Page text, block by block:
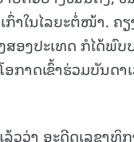
າໃນໄລຍະຕໍ່ໜ້າ. ຄ
ອງປະເທດ ກໍໄດ້ພົບ
ອກາດເຂົ້າຮ່ວມບັນດ
ວວ່າ ອະດີດເລຂາທິ